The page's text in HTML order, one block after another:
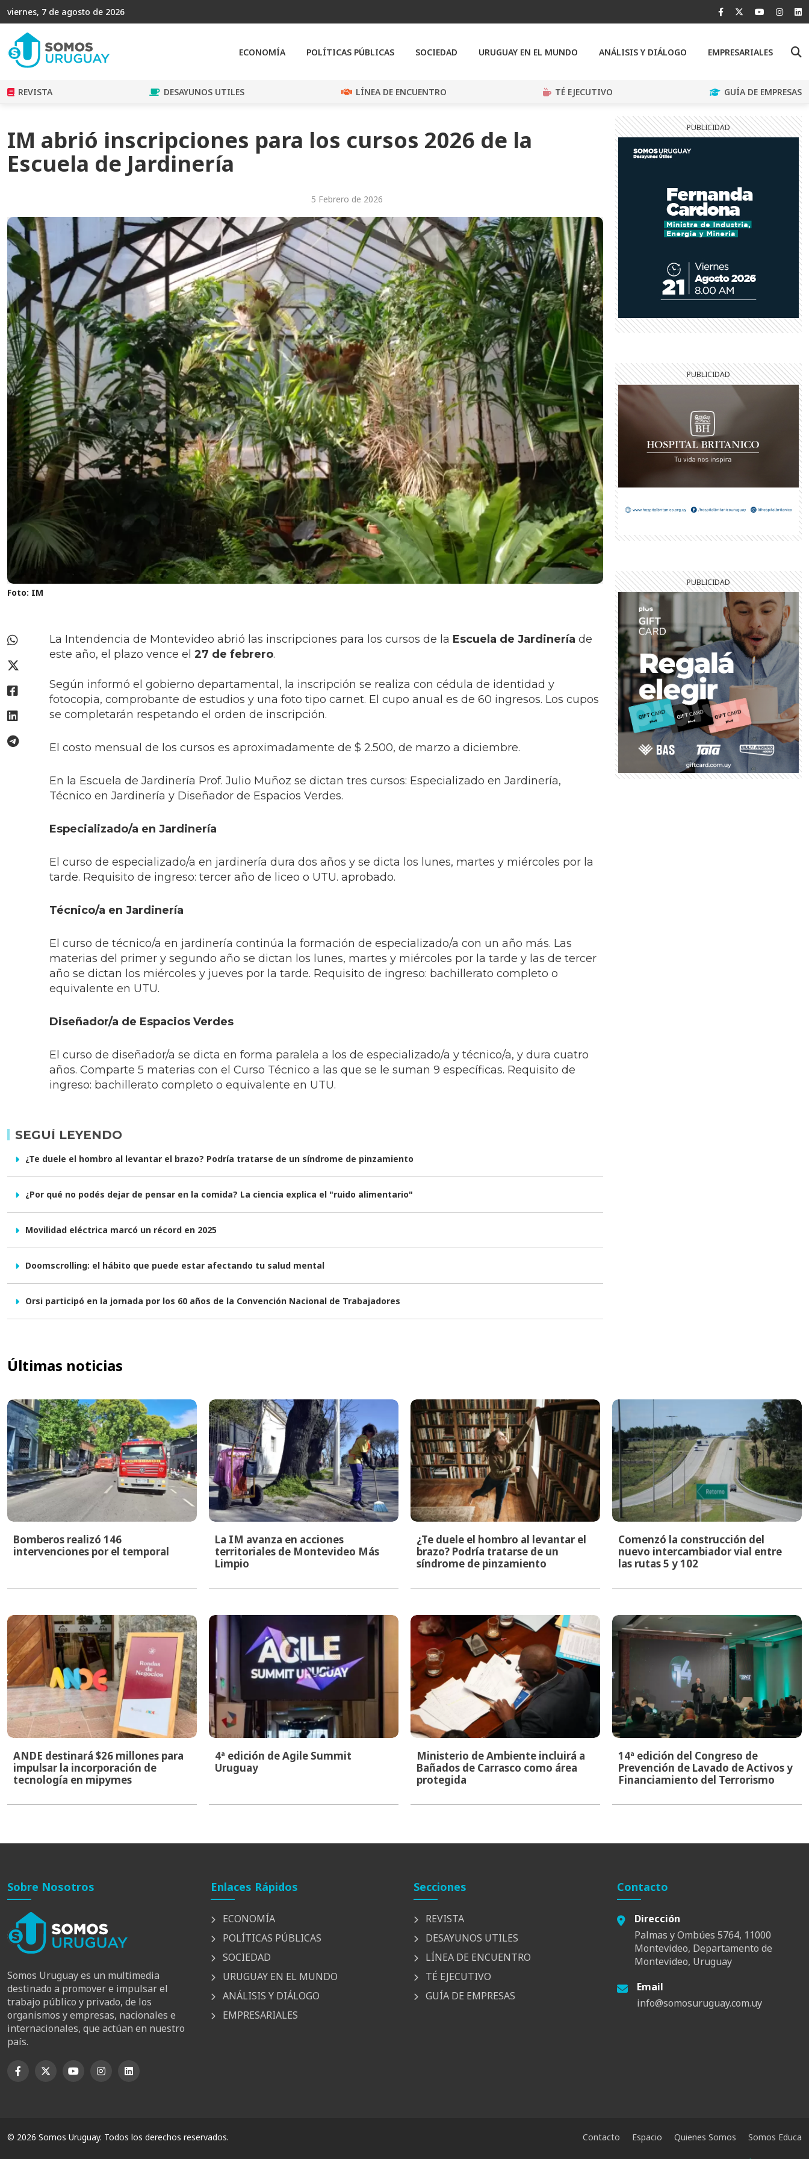
viernes, 7 de agosto de 2026
ECONOMÍA POLÍTICAS PÚBLICAS SOCIEDAD URUGUAY EN EL MUNDO ANÁLISIS Y DIÁLOGO EMPRESARIALES
REVISTA DESAYUNOS UTILES LÍNEA DE ENCUENTRO TÉ EJECUTIVO GUÍA DE EMPRESAS
IM abrió inscripciones para los cursos 2026 de la
Escuela de Jardinería
5 Febrero de 2026
Foto: IM
La Intendencia de Montevideo abrió las inscripciones para los cursos de la Escuela de Jardinería de
este año, el plazo vence el 27 de febrero.
Según informó el gobierno departamental, la inscripción se realiza con cédula de identidad y
fotocopia, comprobante de estudios y una foto tipo carnet. El cupo anual es de 60 ingresos. Los cupos
se completarán respetando el orden de inscripción.
El costo mensual de los cursos es aproximadamente de $ 2.500, de marzo a diciembre.
En la Escuela de Jardinería Prof. Julio Muñoz se dictan tres cursos: Especializado en Jardinería,
Técnico en Jardinería y Diseñador de Espacios Verdes.
Especializado/a en Jardinería
El curso de especializado/a en jardinería dura dos años y se dicta los lunes, martes y miércoles por la
tarde. Requisito de ingreso: tercer año de liceo o UTU. aprobado.
Técnico/a en Jardinería
El curso de técnico/a en jardinería continúa la formación de especializado/a con un año más. Las
materias del primer y segundo año se dictan los lunes, martes y miércoles por la tarde y las de tercer
año se dictan los miércoles y jueves por la tarde. Requisito de ingreso: bachillerato completo o
equivalente en UTU.
Diseñador/a de Espacios Verdes
El curso de diseñador/a se dicta en forma paralela a los de especializado/a y técnico/a, y dura cuatro
años. Comparte 5 materias con el Curso Técnico a las que se le suman 9 específicas. Requisito de
ingreso: bachillerato completo o equivalente en UTU.
SEGUÍ LEYENDO
¿Te duele el hombro al levantar el brazo? Podría tratarse de un síndrome de pinzamiento
¿Por qué no podés dejar de pensar en la comida? La ciencia explica el "ruido alimentario"
Movilidad eléctrica marcó un récord en 2025
Doomscrolling: el hábito que puede estar afectando tu salud mental
Orsi participó en la jornada por los 60 años de la Convención Nacional de Trabajadores
Últimas noticias
Bomberos realizó 146
intervenciones por el temporal
La IM avanza en acciones
territoriales de Montevideo Más
Limpio
¿Te duele el hombro al levantar el
brazo? Podría tratarse de un
síndrome de pinzamiento
Comenzó la construcción del
nuevo intercambiador vial entre
las rutas 5 y 102
ANDE destinará $26 millones para
impulsar la incorporación de
tecnología en mipymes
4ª edición de Agile Summit
Uruguay
Ministerio de Ambiente incluirá a
Bañados de Carrasco como área
protegida
14ª edición del Congreso de
Prevención de Lavado de Activos y
Financiamiento del Terrorismo
Sobre Nosotros
Somos Uruguay es un multimedia
destinado a promover e impulsar el
trabajo público y privado, de los
organismos y empresas, nacionales e
internacionales, que actúan en nuestro
país.
Enlaces Rápidos
ECONOMÍA
POLÍTICAS PÚBLICAS
SOCIEDAD
URUGUAY EN EL MUNDO
ANÁLISIS Y DIÁLOGO
EMPRESARIALES
Secciones
REVISTA
DESAYUNOS UTILES
LÍNEA DE ENCUENTRO
TÉ EJECUTIVO
GUÍA DE EMPRESAS
Contacto
Dirección
Palmas y Ombúes 5764, 11000
Montevideo, Departamento de
Montevideo, Uruguay
Email
info@somosuruguay.com.uy
© 2026 Somos Uruguay. Todos los derechos reservados. Contacto Espacio Quienes Somos Somos Educa